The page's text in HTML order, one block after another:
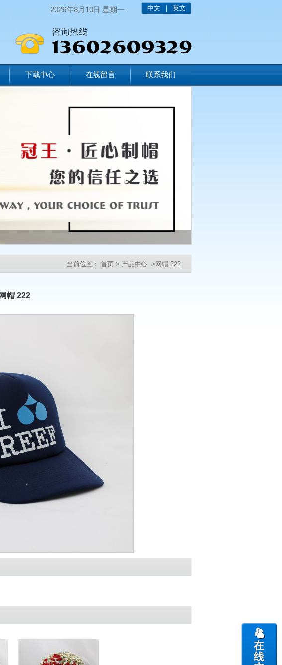
中文 英文
2026年8月10日 星期一
下载中心 在线留言 联系我们
当前位置： 首页 > 产品中心 >网帽 222
网帽 222